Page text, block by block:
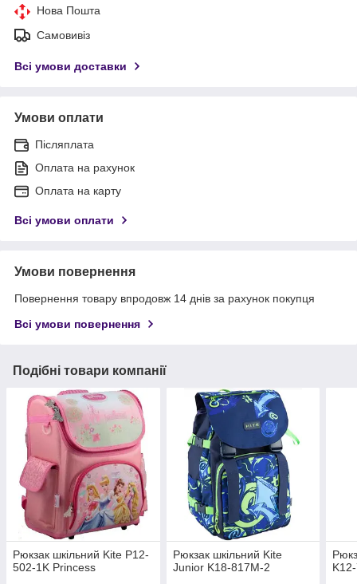
Нова Пошта
Самовивіз
Всі умови доставки
Умови оплати
Післяплата
Оплата на рахунок
Оплата на карту
Всі умови оплати
Умови повернення
Повернення товару впродовж 14 днів за рахунок покупця
Всі умови повернення
Подібні товари компанії
Рюкзак шкільний Kite P12-
502-1K Princess
Рюкзак шкільний Kite
Junior K18-817M-2